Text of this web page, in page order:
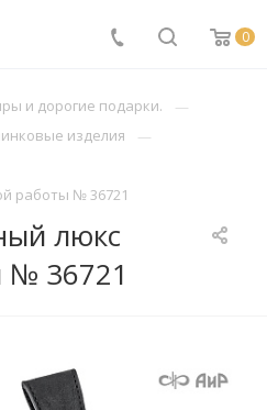
0
и дорогие подарки.
изделия
работы № 36721
люкс
№ 36721